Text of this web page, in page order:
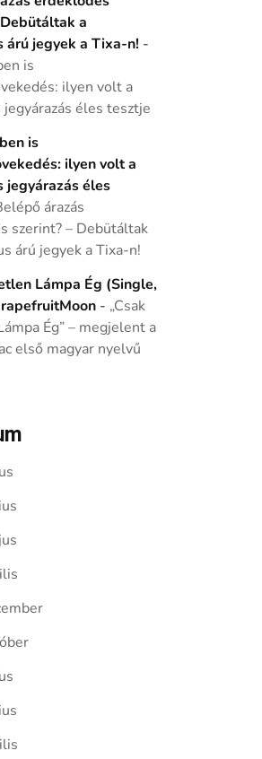
a
árú jegyek a Tixa-n! -
is
ilyen volt a
éles tesztje
is
ilyen volt a
jegyárazás éles
árazás
szerint? – Debütáltak
árú jegyek a Tixa-n!
Lámpa Ég (Single,
- „Csak
Ég” – megjelent a
első magyar nyelvű